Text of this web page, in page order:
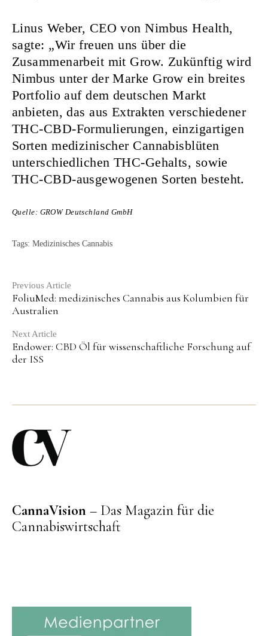
Continue
Reading
Previous Article
FoliuMed: medizinisches Cannabis aus Kolumbien für
Australien
Next Article
Endower: CBD Öl für wissenschaftliche Forschung auf
der ISS
Linus Weber, CEO von Nimbus Health,
sagte: „Wir freuen uns über die
Zusammenarbeit mit Grow. Zukünftig wird
Nimbus unter der Marke Grow ein breites
Portfolio auf dem deutschen Markt
anbieten, das aus Extrakten verschiedener
THC-CBD-Formulierungen, einzigartigen
Sorten medizinischer Cannabisblüten
unterschiedlichen THC-Gehalts, sowie
THC-CBD-ausgewogenen Sorten besteht.
Quelle: GROW Deutschland GmbH
Tags: Medizinisches Cannabis
CannaVision – Das Magazin für die
Cannabiswirtschaft